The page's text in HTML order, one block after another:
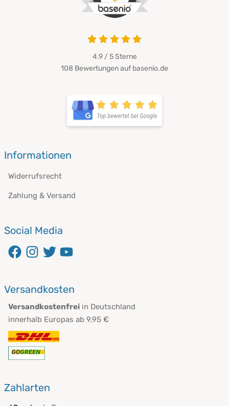
4.9 von 5
4.9 / 5Sterne
108 Bewertungen auf basenio.de
öffnet in neuem Fenster
Informationen
Widerrufsrecht
Zahlung & Versand
Social Media
öffnet in neuem Fenster
öffnet in neuem Fenster
öffnet in neuem Fenster
Versandkosten
Versandkostenfrei in Deutschland
innerhalb Europas ab 9,95 €
Zahlarten